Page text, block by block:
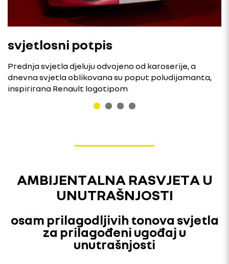
svjetlosni potpis
Prednja svjetla djeluju odvojeno od karoserije, a
dnevna svjetla oblikovana su poput poludijamanta,
inspirirana Renault logotipom
AMBIJENTALNA RASVJETA U
UNUTRAŠNJOSTI
osam prilagodljivih tonova svjetla
za prilagođeni ugođaj u
unutrašnjosti